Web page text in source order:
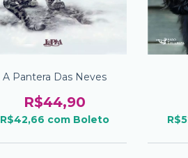
A Pantera Das Neves
R$44,90
R$42,66 com Boleto